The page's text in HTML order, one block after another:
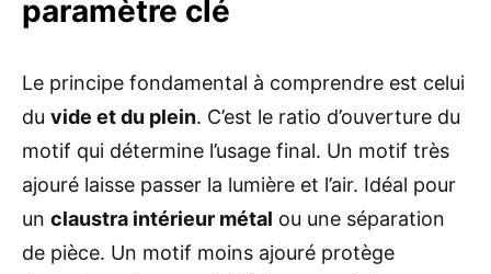
paramètre clé
Le principe fondamental à comprendre est celui
du vide et du plein. C’est le ratio d’ouverture du
motif qui détermine l’usage final. Un motif très
ajouré laisse passer la lumière et l’air. Idéal pour
un claustra intérieur métal ou une séparation
de pièce. Un motif moins ajouré protège